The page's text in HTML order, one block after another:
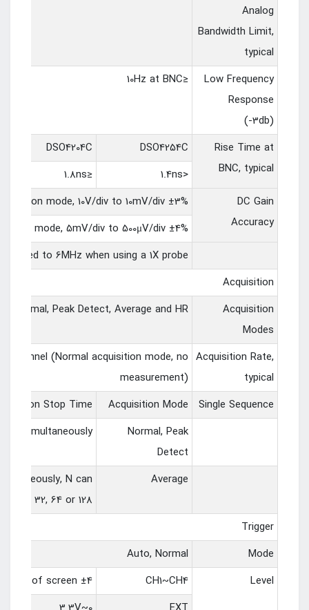
Analog
Bandwidth Limit,
typical
Low Frequency
Response
(-3db)
≤10Hz at BNC
Rise Time at
BNC, typical
DSO4254C
DSO4204C
<1.4ns
≤1.8ns
DC Gain
Accuracy
±3% for Normal or Average acquisition mode, 10V/div to 10mV/div
±4% for Normal or Average acquisition mode, 5mV/div to 500μV/div
to 6MHz when using a 1X probe.
Acquisition
Acquisition
Modes
Normal, Peak Detect, Average and HR
Acquisition Rate,
typical
channel (Normal acquisition mode, no
measurement)
Single Sequence
Acquisition Mode
Stop Time
Normal, Peak
Detect
simultaneously
Average
N can
8, 16, 32, 64 or 128
Trigger
Mode
Auto, Normal
Level
CH1~CH4
±4 divisions from center of screen